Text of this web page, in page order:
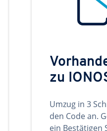
zu
Umzug in 3
den Code an.
ein Bestätigen